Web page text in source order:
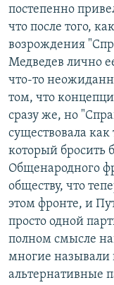
постепенно
что после того,
возрождения
Медведев лично
что-то
том, что
сразу же, но
существовала
который бросить
Общенародного
обществу, что
этом фронте, и
просто одной
полном смысле
многие называли
альтернативные